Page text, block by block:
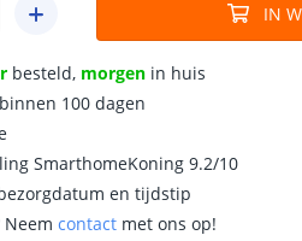
IN
besteld, morgen in huis
100 dagen
SmarthomeKoning 9.2/10
en tijdstip
Neemcontact met ons op!